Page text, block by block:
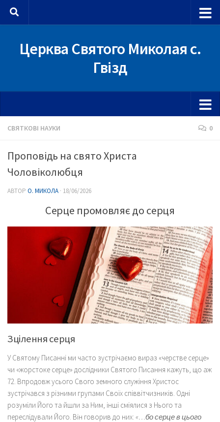
Skip to content
Церква Святого Миколая с.
Гвізд
СВЯТКОВІ НАУКИ 0
Проповідь на свято Христа
Чоловіколюбця
АВТОР О. МИКОЛА · 18/06/2026
Серце промовляє до серця
Зцілення серця
У Святому Писанні ми часто зустрічаємо вираз «черстве серце»
чи «жорстоке серце» дослідники Святого Писання кажуть, що аж
72. Впродовж усього Свого земного служіння Христос
зустрічався з різними групами Своїх співвітчизників. Одні
розуміли Його та йшли за Ним, інші сміялися з Нього та
переслідували Його. Він говорив до них: «…бо серце в цього